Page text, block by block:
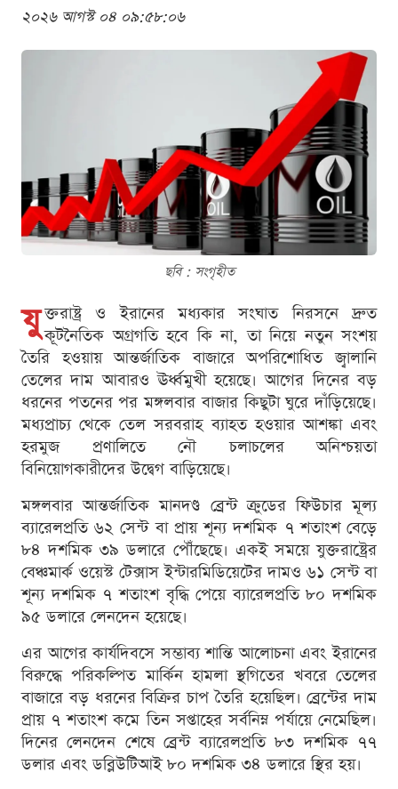
২০২৬ আগস্ট ০৪ ০৯:৫৮:০৬
ছবি : সংগৃহীত
যু ক্তরাষ্ট্র ও ইরানের মধ্যকার সংঘাত নিরসনে দ্রুত
কূটনৈতিক অগ্রগতি হবে কি না, তা নিয়ে নতুন সংশয়
তৈরি হওয়ায় আন্তর্জাতিক বাজারে অপরিশোধিত জ্বালানি
তেলের দাম আবারও ঊর্ধ্বমুখী হয়েছে। আগের দিনের বড়
ধরনের পতনের পর মঙ্গলবার বাজার কিছুটা ঘুরে দাঁড়িয়েছে।
মধ্যপ্রাচ্য থেকে তেল সরবরাহ ব্যাহত হওয়ার আশঙ্কা এবং
হরমুজ প্রণালিতে নৌ চলাচলের অনিশ্চয়তা
বিনিয়োগকারীদের উদ্বেগ বাড়িয়েছে।
মঙ্গলবার আন্তর্জাতিক মানদণ্ড ব্রেন্ট ক্রুডের ফিউচার মূল্য
ব্যারেলপ্রতি ৬২ সেন্ট বা প্রায় শূন্য দশমিক ৭ শতাংশ বেড়ে
৮৪ দশমিক ৩৯ ডলারে পৌঁছেছে। একই সময়ে যুক্তরাষ্ট্রের
বেঞ্চমার্ক ওয়েস্ট টেক্সাস ইন্টারমিডিয়েটের দামও ৬১ সেন্ট বা
শূন্য দশমিক ৭ শতাংশ বৃদ্ধি পেয়ে ব্যারেলপ্রতি ৮০ দশমিক
৯৫ ডলারে লেনদেন হয়েছে।
এর আগের কার্যদিবসে সম্ভাব্য শান্তি আলোচনা এবং ইরানের
বিরুদ্ধে পরিকল্পিত মার্কিন হামলা স্থগিতের খবরে তেলের
বাজারে বড় ধরনের বিক্রির চাপ তৈরি হয়েছিল। ব্রেন্টের দাম
প্রায় ৭ শতাংশ কমে তিন সপ্তাহের সর্বনিম্ন পর্যায়ে নেমেছিল।
দিনের লেনদেন শেষে ব্রেন্ট ব্যারেলপ্রতি ৮৩ দশমিক ৭৭
ডলার এবং ডব্লিউটিআই ৮০ দশমিক ৩৪ ডলারে স্থির হয়।